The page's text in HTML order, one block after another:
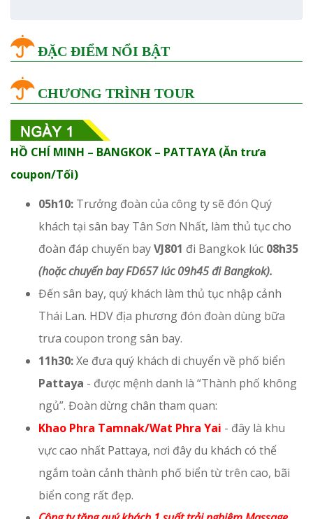
ĐẶC ĐIỂM NỔI BẬT
CHƯƠNG TRÌNH TOUR
HỒ CHÍ MINH – BANGKOK – PATTAYA (Ăn trưa
coupon/Tối)
05h10: Trưởng đoàn của công ty sẽ đón Quý
khách tại sân bay Tân Sơn Nhất, làm thủ tục cho
đoàn đáp chuyến bayVJ801 đi Bangkok lúc 08h35
(hoặc chuyến bay FD657 lúc 09h45 đi Bangkok).
Đến sân bay, quý khách làm thủ tục nhập cảnh
Thái Lan. HDV địa phương đón đoàn dùng bữa
trưa coupon trong sân bay.
11h30:Xe đưa quý khách di chuyển về phố biển
Pattaya - được mệnh danh là “Thành phố không
ngủ”. Đoàn dừng chân tham quan:
Khao Phra Tamnak/Wat Phra Yai - đây là khu
vực cao nhất Pattaya, nơi đây du khách có thể
ngắm toàn cảnh thành phố biển từ trên cao, bãi
biển cong rất đẹp.